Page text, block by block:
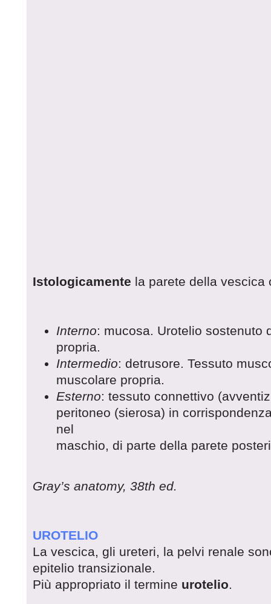
Istologicamente la parete della vescica
Interno: mucosa. Urotelio sostenuto
propria.
Intermedio: detrusore. Tessuto
muscolare propria.
Esterno: tessuto connettivo
peritoneo (sierosa) in
nel
maschio, di parte della parete
Gray’s anatomy, 38th ed.
UROTELIO
La vescica, gli ureteri, la pelvi renale
epitelio transizionale.
Più appropriato il termine urotelio.